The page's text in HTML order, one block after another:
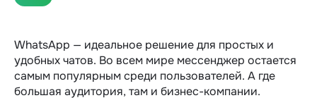
WhatsApp — идеальное решение для простых и
удобных чатов. Во всем мире мессенджер остается
самым популярным среди пользователей. А где
большая аудитория, там и бизнес-компании.